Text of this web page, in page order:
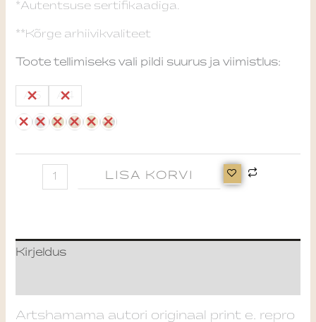
*Autentsuse sertifikaadiga.
**Kõrge arhiivikvaliteet
Toote tellimiseks vali pildi suurus ja viimistlus:
A5 A4
LISA KORVI
Kirjeldus
Artshamama autori originaal print e. repro